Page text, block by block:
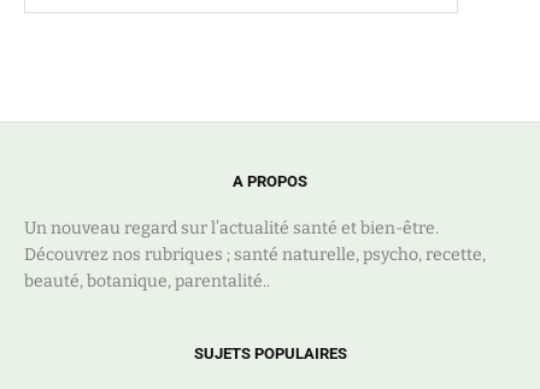
A PROPOS
Un nouveau regard sur l’actualité santé et bien-être.
Découvrez nos rubriques ; santé naturelle, psycho, recette,
beauté, botanique, parentalité..
SUJETS POPULAIRES